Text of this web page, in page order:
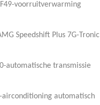
F49-voorruitverwarming
Speedshift Plus 7G-Tronic
automatische transmissie
airconditioning automatisch